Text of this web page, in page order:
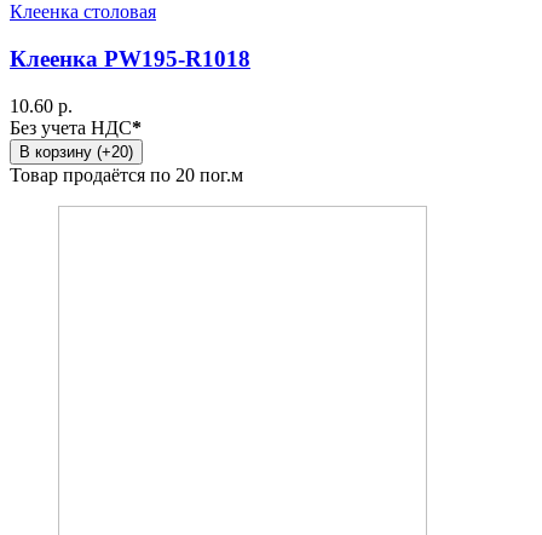
Клеенка столовая
Клеенка PW195-R1018
10.60 р.
Без учета НДС*
В корзину (+20)
Товар продаётся по 20 пог.м